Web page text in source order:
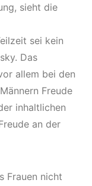
sieht die
sei kein
Das
allem bei den
Freude
inhaltlichen
an der
Frauen nicht